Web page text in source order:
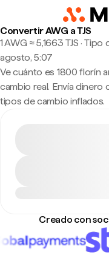
Convertir AWG a TJS
1 AWG ≈ 5,1663 TJS ·
agosto, 5:07
Ve cuánto es 1800 florín
cambio real. Envía
tipos de cambio inflados.
Creado con